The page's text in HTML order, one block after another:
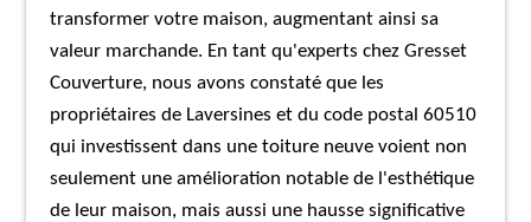
transformer votre maison, augmentant ainsi sa
valeur marchande. En tant qu'experts chez Gresset
Couverture, nous avons constaté que les
propriétaires de Laversines et du code postal 60510
qui investissent dans une toiture neuve voient non
seulement une amélioration notable de l'esthétique
de leur maison, mais aussi une hausse significative